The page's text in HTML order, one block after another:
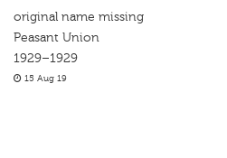
original name missing
Peasant Union
1929–1929
15 Aug 19